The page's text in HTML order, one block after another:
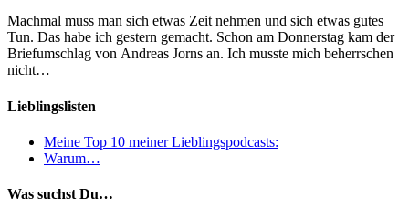
Machmal muss man sich etwas Zeit nehmen und sich etwas gutes
Tun. Das habe ich gestern gemacht. Schon am Donnerstag kam der
Briefumschlag von Andreas Jorns an. Ich musste mich beherrschen
nicht…
Lieblingslisten
Meine Top 10 meiner Lieblingspodcasts:
Warum…
Was suchst Du…